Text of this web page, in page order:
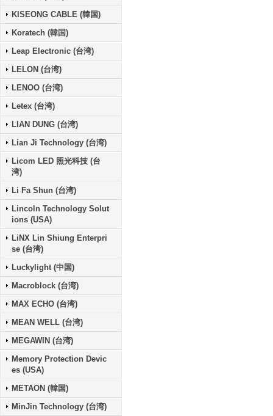
KISEONG CABLE (韓国)
Koratech (韓国)
Leap Electronic (台湾)
LELON (台湾)
LENOO (台湾)
Letex (台湾)
LIAN DUNG (台湾)
Lian Ji Technology (台湾)
Licom LED 照光科技 (台
湾)
Li Fa Shun (台湾)
Lincoln Technology Solut
ions (USA)
LiNX Lin Shiung Enterpri
se (台湾)
Luckylight (中国)
Macroblock (台湾)
MAX ECHO (台湾)
MEAN WELL (台湾)
MEGAWIN (台湾)
Memory Protection Devic
es (USA)
METAON (韓国)
MinJin Technology (台湾)